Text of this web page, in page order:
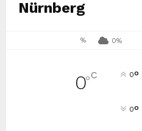
Nürnberg
% 0%
0°C 0°
0°